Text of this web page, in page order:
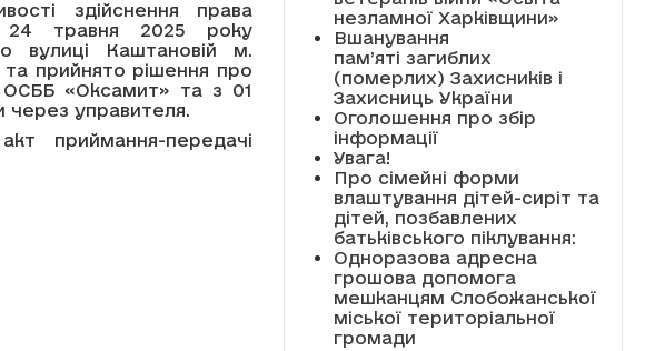
здійснення права
24 травня 2025 року
вулиці Каштановій м.
прийнято рішення про
ОСББ «Оксамит» та з 01
через управителя.
приймання-передачі
незламної Харківщини»
Вшанування
пам’яті загиблих
(померлих) Захисників і
Захисниць України
Оголошення про збір
інформації
Увага!
Про сімейні форми
влаштування дітей-сиріт та
дітей, позбавлених
батьківського піклування:
Одноразова адресна
грошова допомога
мешканцям Слобожанської
міської територіальної
громади